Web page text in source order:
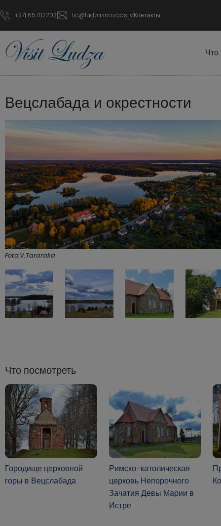
+371 65707203 tic@ludzasnovads.lvКонтакты
Что
Вецслабада и окрестности
Foto:V.Tararaka
Что посмотреть
Городище церковной
горы в Вецслабада
Римско-католическая
церковь Непорочного
Зачатия Девы Марии в
Истре